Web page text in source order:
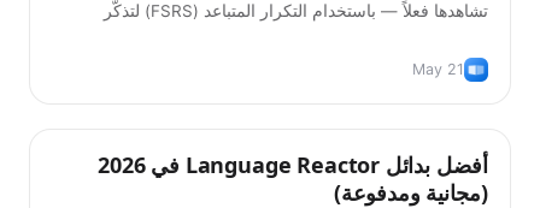
تشاهدها فعلاً — باستخدام التكرار المتباعد (FSRS) لتذكّر
May 21
أفضل بدائل Language Reactor في 2026
(مجانية ومدفوعة)